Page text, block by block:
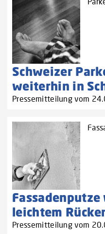
Schweizer
weiterhin in
Pressemitteilung vom
leichtem
Pressemitteilung vom